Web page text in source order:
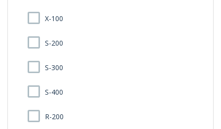
X-100
S-200
S-300
S-400
R-200